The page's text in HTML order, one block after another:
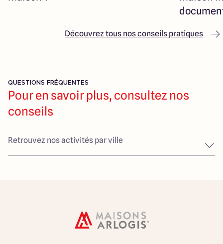
Merci encore à Mr Rozier, Caroline et
Découvrez tous nos conseils pratiques
QUESTIONS FRÉQUENTES
Pour en savoir plus, consultez nos
conseils
Retrouvez nos activités par ville